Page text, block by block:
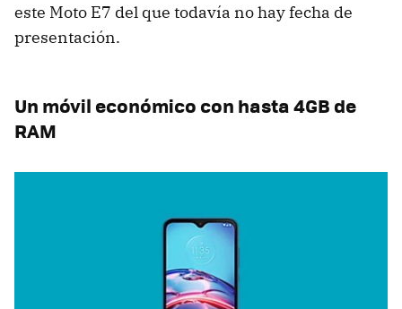
este Moto E7 del que todavía no hay fecha de
presentación.
Un móvil económico con hasta 4GB de
RAM